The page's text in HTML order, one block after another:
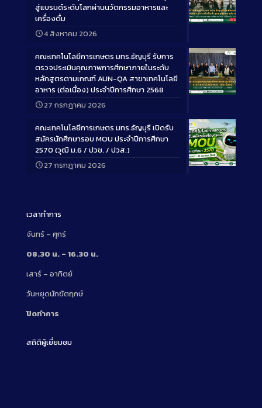
Long
สู่แบรนด์ระดับโลกผ่านนวัตกรรมอาหารและ
เครื่องดื่ม
4 สิงหาคม 2026
Long
คณะเทคโนโลยีการเกษตร มทร.ธัญบุรี รับการ
ตรวจประเมินคุณภาพการศึกษาภายในระดับ
หลักสูตรตามเกณฑ์ AUN-QA สาขาเทคโนโลยี
อาหาร (ต่อเนื่อง) ประจำปีการศึกษา 2568
27 กรกฎาคม 2026
Long
คณะเทคโนโลยีการเกษตร มทร.ธัญบุรี เปิดรับ
สมัครนักศึกษารอบ MOU ประจำปีการศึกษา
2570 (วุฒิ ม.6 / ปวช. / ปวส.)
27 กรกฎาคม 2026
เวลาทำการ
จันทร์ – ศุกร์
08.30 น. – 16.30 น.
เสาร์ – อาทิตย์
วันหยุดนักขัตฤกษ์
ปิดทำการ
สถิติผู้เยี่ยมชม